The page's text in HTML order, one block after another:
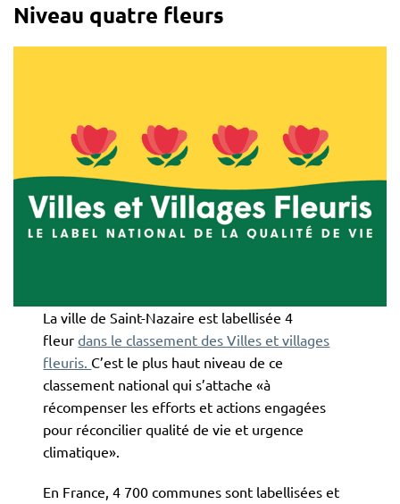
Niveau quatre fleurs
La ville de Saint-Nazaire est labellisée 4
fleurdans le classement des Villes et villages
fleuris. C’est le plus haut niveau de ce
classement national qui s’attache «à
récompenser les efforts et actions engagées
pour réconcilier qualité de vie et urgence
climatique».
En France, 4 700 communes sont labellisées et